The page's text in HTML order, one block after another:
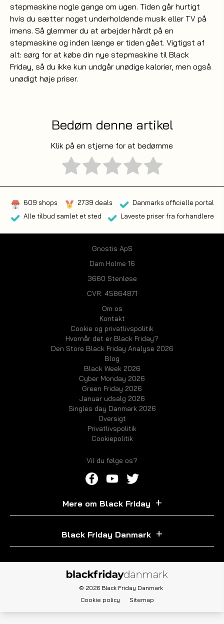
stepmaskine nogle gange om ugen. Tiden går hurtigt
hvis du sætter noget underholdende musik eller TV på
imens. Så glemmer du at arbejder hårdt på en
stepmaskine og inden længe er tiden gået. Vigtigst af
alt: sørg for at købe din nye stepmaskine til Black
Friday, så du ikke kun undgår unødige kalorier, men også
unødigt høje priser.
Bedøm denne artikel
Klik på en stjerne for at bedømme
609 shops 2739 deals
Danmarks officielle portal
Alle tilbud samlet et sted
Laveste priser fra forhandlere
Gnostis ApS
Dam Holme 16
3660 Stenløse
CVR: 45864871
Om os
Kontakt
Cookie og privatlivspolitik
Hvornår det er Black Friday?
Den Store Black Friday Analyse 2026
Blog
Black Week 2026
Cyber Monday 2026
Green Friday 2026
Januar udsalg 2026
Singles day Danmark 2026
Oversigt
Privatlivspolitik
Cookiepolitik
Vil du følge os?
Mere om Black Friday
Black Friday Danmark
© 2026 Black Friday Danmark
Cookie policy
Sitemap